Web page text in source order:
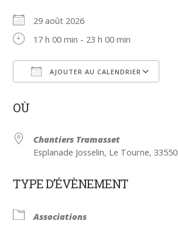
29 août 2026
17 h 00 min - 23 h 00 min
AJOUTER AU CALENDRIER
OÙ
Chantiers Tramasset
Esplanade Josselin, Le Tourne, 33550
TYPE D’ÉVÈNEMENT
Associations